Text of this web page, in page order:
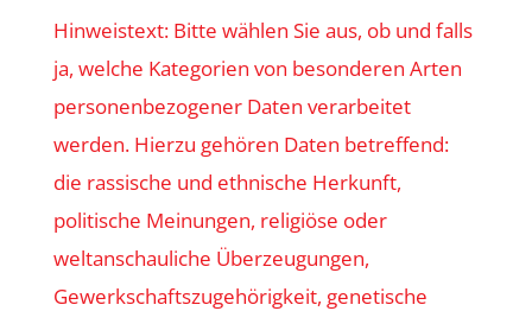
Hinweistext: Bitte wählen Sie aus, ob und falls
ja, welche Kategorien von besonderen Arten
personenbezogener Daten verarbeitet
werden. Hierzu gehören Daten betreffend:
die rassische und ethnische Herkunft,
politische Meinungen, religiöse oder
weltanschauliche Überzeugungen,
Gewerkschaftszugehörigkeit, genetische